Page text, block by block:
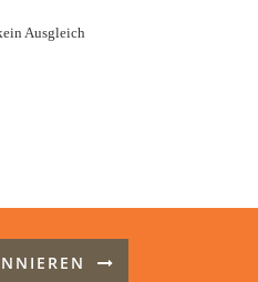
Ausgleich